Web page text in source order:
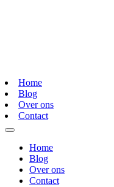
Home
Blog
Over ons
Contact
Home
Blog
Over ons
Contact